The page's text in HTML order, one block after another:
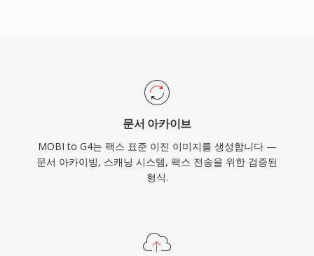
문서 아카이브
MOBI to G4는 팩스 표준 이진 이미지를 생성합니다 —
문서 아카이빙, 스캐닝 시스템, 팩스 전송을 위한 검증된
형식.